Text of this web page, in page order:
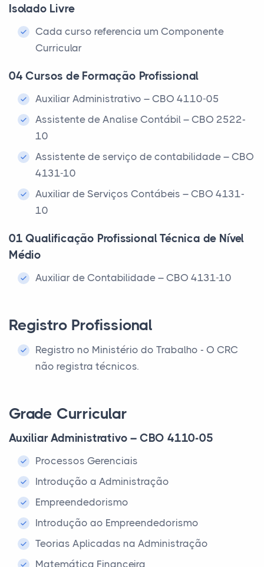
Isolado Livre
Cada curso referencia um Componente
Curricular
04 Cursos de Formação Profissional
Auxiliar Administrativo – CBO 4110-05
Assistente de Analise Contábil – CBO 2522-
10
Assistente de serviço de contabilidade – CBO
4131-10
Auxiliar de Serviços Contábeis – CBO 4131-
10
01 Qualificação Profissional Técnica de Nível
Médio
Auxiliar de Contabilidade – CBO 4131-10
Registro Profissional
Registro no Ministério do Trabalho - O CRC
não registra técnicos.
Grade Curricular
Auxiliar Administrativo – CBO 4110-05
Processos Gerenciais
Introdução a Administração
Empreendedorismo
Introdução ao Empreendedorismo
Teorias Aplicadas na Administração
Matemática Financeira